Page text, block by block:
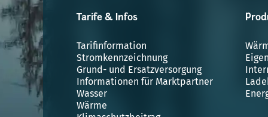
Tarife & Infos
Tarifinformation
Stromkennzeichnung
Grund- und Ersatzversorgung
Informationen für Marktpartner
Wasser
Wärme